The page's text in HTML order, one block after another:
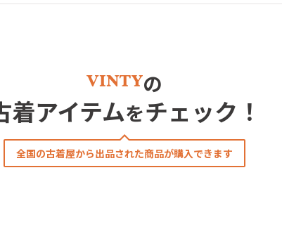
の
着アイテムをチェック！
全国の古着屋から出品された商品が購入できます